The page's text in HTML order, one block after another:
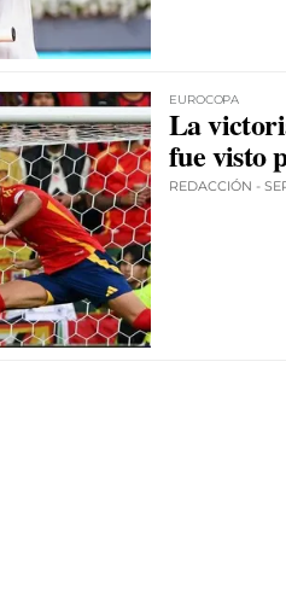
EUROCOPA
La
fue visto
REDACCIÓN -